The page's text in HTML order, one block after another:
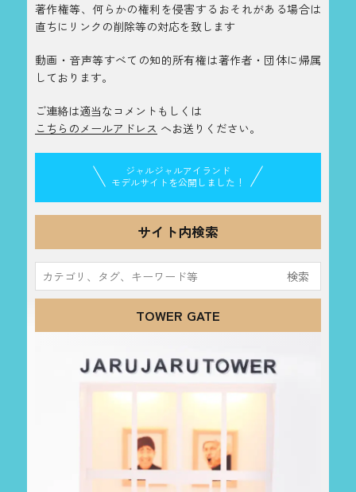
著作権等、何らかの権利を侵害するおそれがある場合は
直ちにリンクの削除等の対応を致します
動画・音声等すべての知的所有権は著作者・団体に帰属
しております。
ご連絡は適当なコメントもしくは
こちらのメールアドレス へお送りください。
ジャルジャルアイランド
モデルサイトを公開しました！
サイト内検索
索:
TOWER GATE